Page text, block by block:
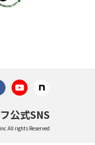
公式SNS
All rights Reserved